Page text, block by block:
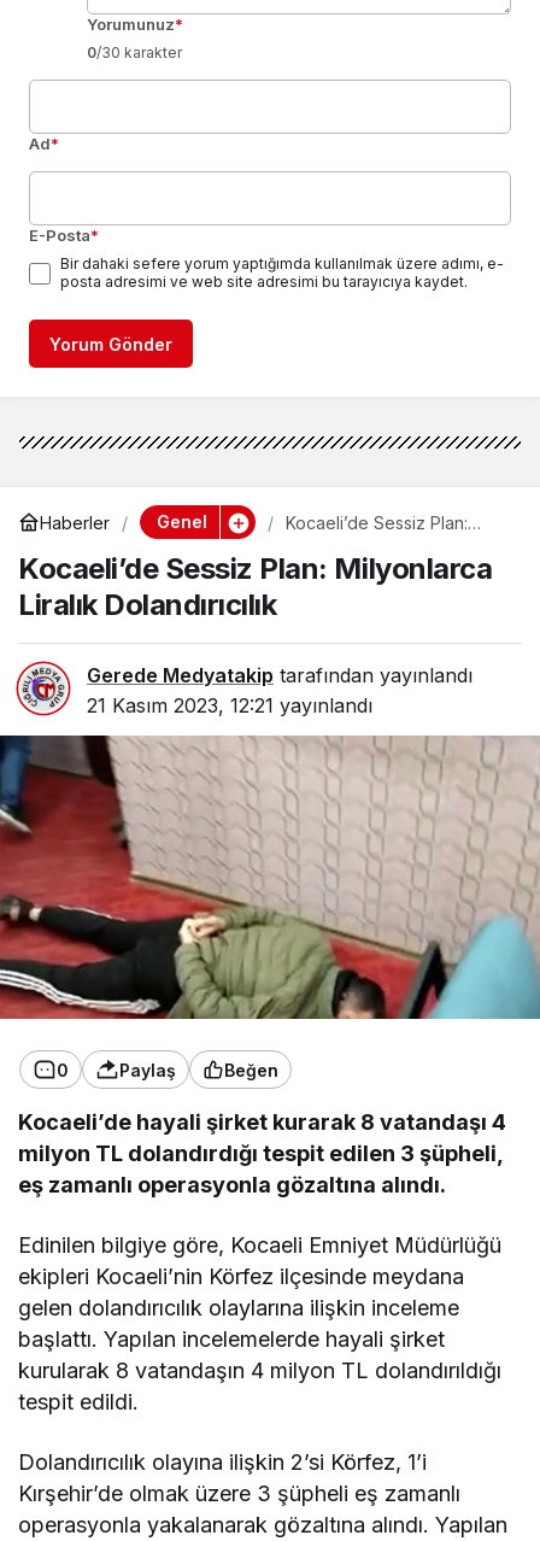
Yorumunuz*
0/30 karakter
Ad*
E-Posta*
Bir dahaki sefere yorum yaptığımda kullanılmak üzere adımı, e-
posta adresimi ve web site adresimi bu tarayıcıya kaydet.
Yorum Gönder
Haberler Genel
Kocaeli’de Sessiz Plan:
Dolandırıcılık
Kocaeli’de Sessiz Plan: Milyonlarca
Liralık Dolandırıcılık
Gerede Medyatakip tarafından yayınlandı
21 Kasım 2023, 12:21 yayınlandı
0 Paylaş Beğen
Kocaeli’de hayali şirket kurarak 8 vatandaşı 4
milyon TL dolandırdığı tespit edilen 3 şüpheli,
eş zamanlı operasyonla gözaltına alındı.
Edinilen bilgiye göre, Kocaeli Emniyet Müdürlüğü
ekipleri Kocaeli’nin Körfez ilçesinde meydana
gelen dolandırıcılık olaylarına ilişkin inceleme
başlattı. Yapılan incelemelerde hayali şirket
kurularak 8 vatandaşın 4 milyon TL dolandırıldığı
tespit edildi.
Dolandırıcılık olayına ilişkin 2’si Körfez, 1’i
Kırşehir’de olmak üzere 3 şüpheli eş zamanlı
operasyonla yakalanarak gözaltına alındı. Yapılan